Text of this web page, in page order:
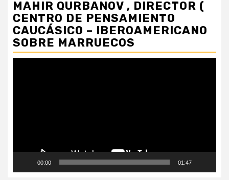
MAHIR QURBANOV , DIRECTOR (
CENTRO DE PENSAMIENTO
CAUCÁSICO – IBEROAMERICANO
SOBRE MARRUECOS
00:00 01:47